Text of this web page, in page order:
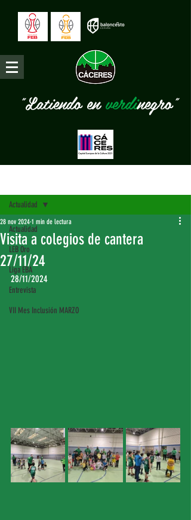
"Latiendo enverdinegro"
Actualidad
LEB Oro
Liga EBA
Entrevista
VII Mes Inclusión MARZO
Actualidad
Visita a colegios de cantera
27/11/24
28 nov 2024 1 min de lectura
28/11/2024